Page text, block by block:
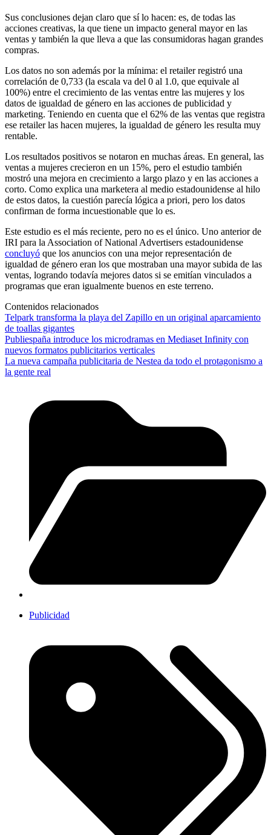
Sus conclusiones dejan claro que sí lo hacen: es, de todas las
acciones creativas, la que tiene un impacto general mayor en las
ventas y también la que lleva a que las consumidoras hagan grandes
compras.
Los datos no son además por la mínima: el retailer registró una
correlación de 0,733 (la escala va del 0 al 1.0, que equivale al
100%) entre el crecimiento de las ventas entre las mujeres y los
datos de igualdad de género en las acciones de publicidad y
marketing. Teniendo en cuenta que el 62% de las ventas que registra
ese retailer las hacen mujeres, la igualdad de género les resulta muy
rentable.
Los resultados positivos se notaron en muchas áreas. En general, las
ventas a mujeres crecieron en un 15%, pero el estudio también
mostró una mejora en crecimiento a largo plazo y en las acciones a
corto. Como explica una marketera al medio estadounidense al hilo
de estos datos, la cuestión parecía lógica a priori, pero los datos
confirman de forma incuestionable que lo es.
Este estudio es el más reciente, pero no es el único. Uno anterior de
IRI para la Association of National Advertisers estadounidense
concluyó que los anuncios con una mejor representación de
igualdad de género eran los que mostraban una mayor subida de las
ventas, logrando todavía mejores datos si se emitían vinculados a
programas que eran igualmente buenos en este terreno.
Contenidos relacionados
Telpark transforma la playa del Zapillo en un original aparcamiento
de toallas gigantes
Publiespaña introduce los microdramas en Mediaset Infinity con
nuevos formatos publicitarios verticales
La nueva campaña publicitaria de Nestea da todo el protagonismo a
la gente real
Publicidad